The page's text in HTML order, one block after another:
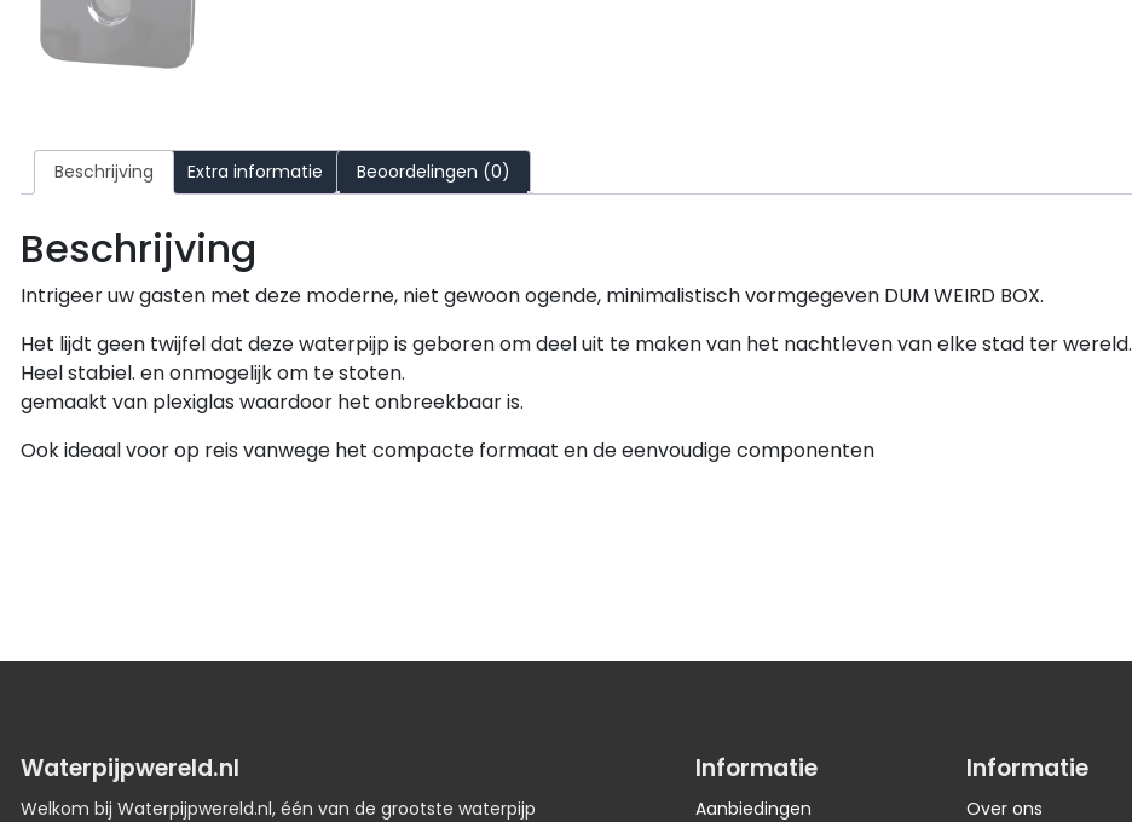
Beschrijving Extra informatie Beoordelingen (0)
Beschrijving
Intrigeer uw gasten met deze moderne, niet gewoon ogende, minimalistisch vormgegeven DUM WEIRD BOX.
Het lijdt geen twijfel dat deze waterpijp is geboren om deel uit te maken van het nachtleven van elke stad ter wereld.
Heel stabiel. en onmogelijk om te stoten.
gemaakt van plexiglas waardoor het onbreekbaar is.
Ook ideaal voor op reis vanwege het compacte formaat en de eenvoudige componenten
Waterpijpwereld.nl
Welkom bij Waterpijpwereld.nl, één van de grootste waterpijp
Informatie
Aanbiedingen
Informatie
Over ons